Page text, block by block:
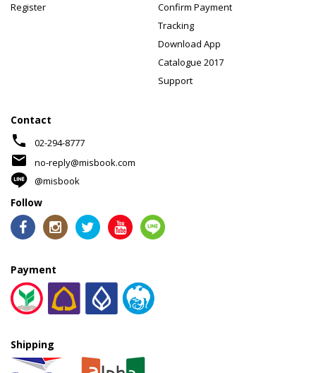
Register
Confirm Payment
Tracking
Download App
Catalogue 2017
Support
Contact
phone 02-294-8777
mail
no-reply@misbook.com
@misbook
Follow
Payment
Shipping